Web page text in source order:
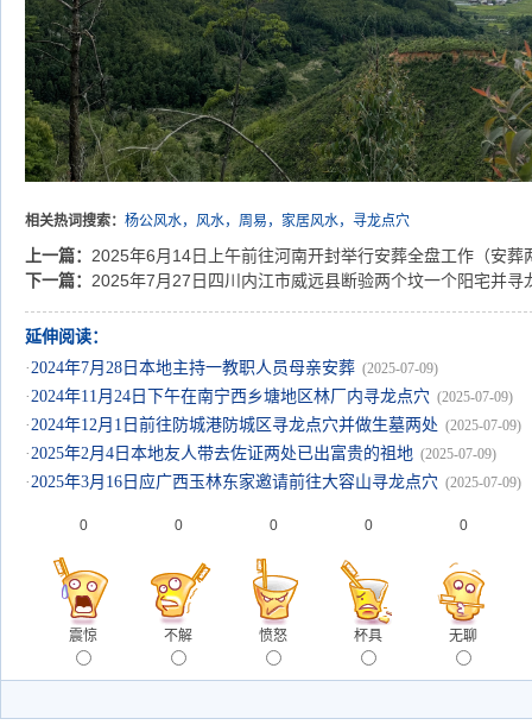
相关热词搜索： 杨公风水，风水，周易，家居风水，寻龙点穴
上一篇： 2025年6月14日上午前往河南开封举行安葬全盘工作（安葬
下一篇： 2025年7月27日四川内江市威远县断验两个坟一个阳宅并寻
延伸阅读：
·2024年7月28日本地主持一教职人员母亲安葬 (2025-07-09)
·2024年11月24日下午在南宁西乡塘地区林厂内寻龙点穴 (2025-07-09)
·2024年12月1日前往防城港防城区寻龙点穴并做生墓两处 (2025-07-09)
·2025年2月4日本地友人带去佐证两处已出富贵的祖地 (2025-07-09)
·2025年3月16日应广西玉林东家邀请前往大容山寻龙点穴 (2025-07-09)
0
震惊
0
不解
0
愤怒
0
杯具
0
无聊